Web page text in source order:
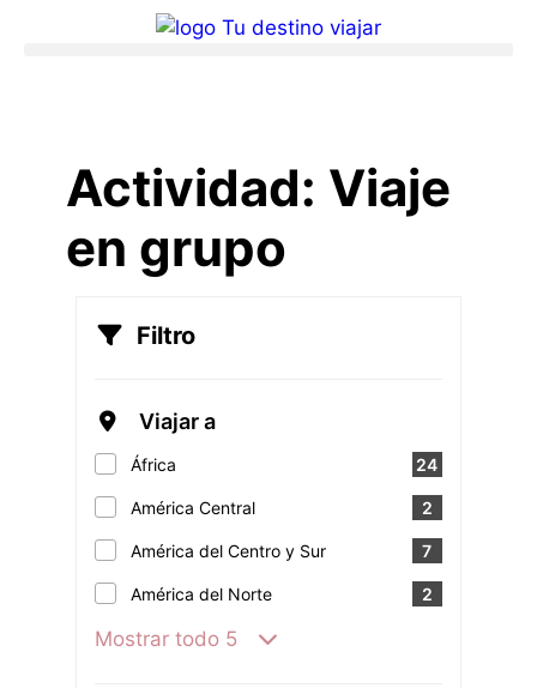
Actividad: Viaje
en grupo
Filtro
Viajar a
África 24
América Central 2
América del Centro y Sur 7
América del Norte 2
Mostrar todo 5